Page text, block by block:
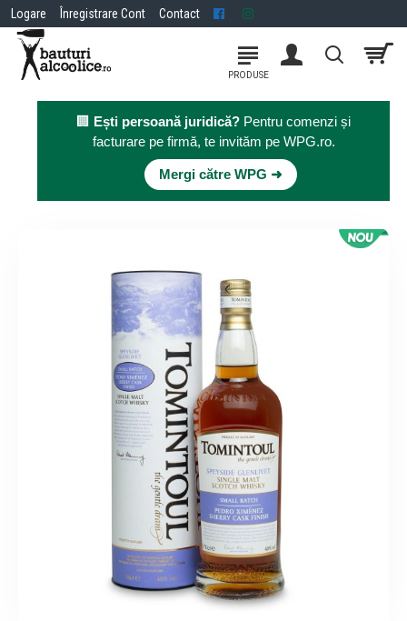
Logare Înregistrare Cont Contact
🏢 Ești persoană juridică? Pentru comenzi și
facturare pe firmă, te invităm pe WPG.ro.
Mergi către WPG ➜